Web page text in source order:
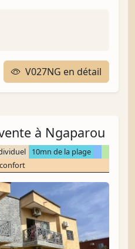
V027NG en détail
à Ngaparou
10mn de la plage